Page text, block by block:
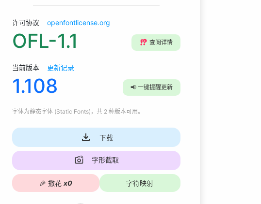
许可协议 openfontlicense.org
OFL-1.1 ⁉️ 查阅详情
当前版本 更新记录
1.108 📢 一键提醒更新
字体为静态字体 (Static Fonts) ，共 2 种版本可用。
下载
字形截取
🎉 撒花 x0 字符映射